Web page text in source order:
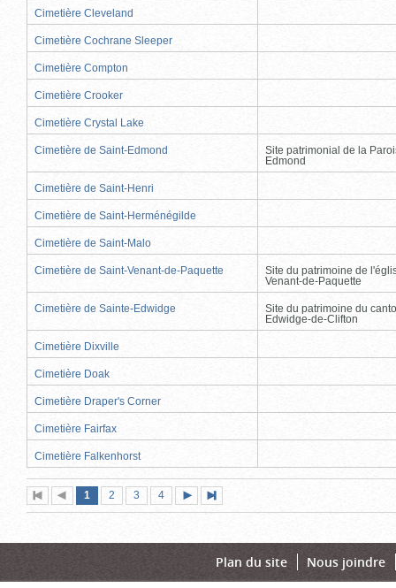
Cimetière Cleveland
Cimetière Cochrane Sleeper
Cimetière Compton
Cimetière Crooker
Cimetière Crystal Lake
Cimetière de Saint-Edmond
Site patrimonial de la
Edmond
Cimetière de Saint-Henri
Cimetière de Saint-Herménégilde
Cimetière de Saint-Malo
Cimetière de Saint-Venant-de-Paquette
Site du patrimoine de
Venant-de-Paquette
Cimetière de Sainte-Edwidge
Site du patrimoine du
Edwidge-de-Clifton
Cimetière Dixville
Cimetière Doak
Cimetière Draper's Corner
Cimetière Fairfax
Cimetière Falkenhorst
Première
page
Page
précédente
Page
1 (page
actuelle)
Page
2 Page
3 Page
4
suivante
page
Plan du site Nous joindre